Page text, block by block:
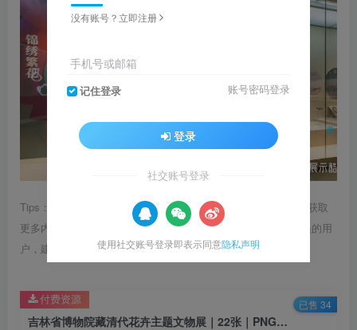
Tips：1.内容图片或视频可能会有压缩，若文章提供下载服务，获取
更多内容（无展示酷水印）可在下方下载； 2.没有百度网盘会员的用
户，建议用123云盘可获得更快的下载速度。
吉林省博物院藏清代花卉主题文物展｜22张｜PNG｜15.38M
付费资源 已售 34
没有账号？立即注册
手机号或邮箱
记住登录 账号密码登录
登录
社交账号登录
使用社交账号登录即表示同意隐私声明